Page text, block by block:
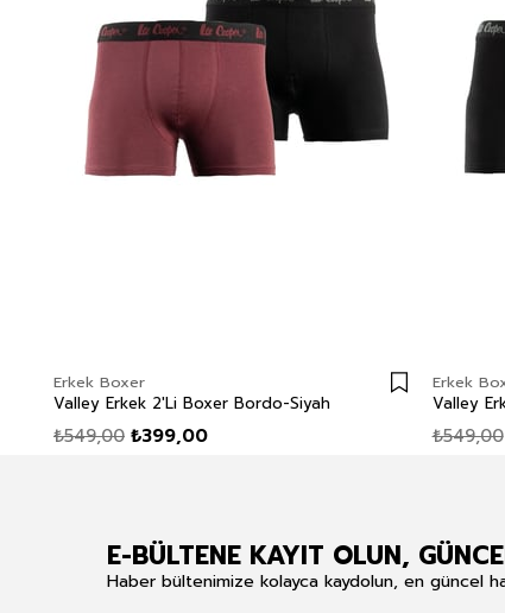
Erkek Boxer
Valley Erkek 2'Li Boxer Bordo-Siyah
₺399,00
₺549,00
Erkek
Valley
₺549,00
E-BÜLTENE KAYIT OLUN,
Haber bültenimize kolayca kaydolun, en güncel